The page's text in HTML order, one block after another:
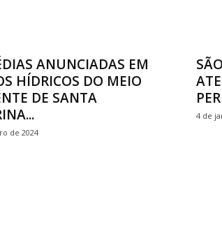
ANUNCIADAS EM
HÍDRICOS DO MEIO
DE SANTA
de 2024
4 de